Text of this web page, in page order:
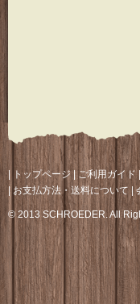
トップページ ご利用ガイド
お支払方法・送料について
© 2013 SCHROEDER. All